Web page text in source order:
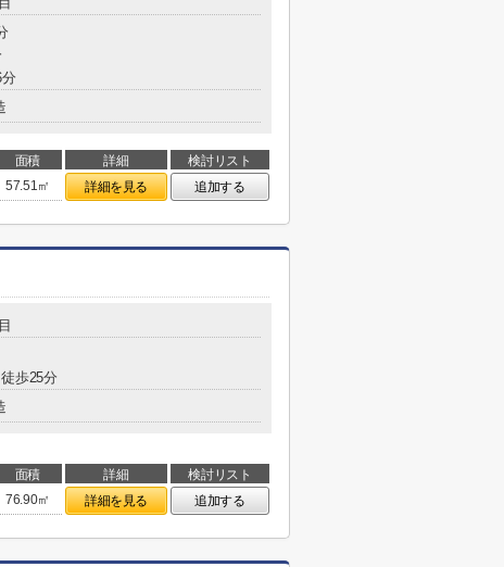
面積 詳細
検討リスト
57.51㎡ 詳細を見る 追加する
徒歩25分
面積 詳細
検討リスト
76.90㎡ 詳細を見る 追加する